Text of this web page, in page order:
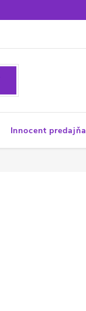
Innocent predajňa